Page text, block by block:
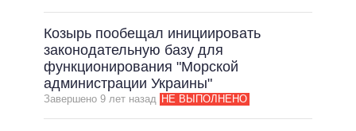
Козырь пообещал инициировать
законодательную базу для
функционирования "Морской
администрации Украины"
Завершено 9 лет назад НЕ ВЫПОЛНЕНО